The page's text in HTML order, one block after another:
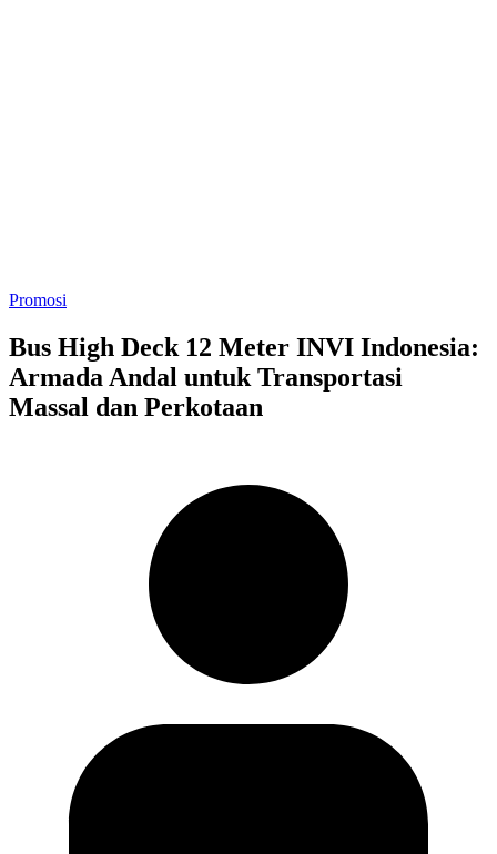
Promosi
Bus High Deck 12 Meter INVI Indonesia:
Armada Andal untuk Transportasi
Massal dan Perkotaan